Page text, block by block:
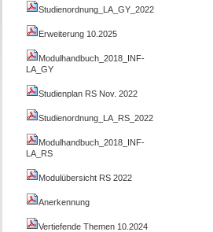
Studienordnung_LA_GY_2022
Erweiterung 10.2025
Modulhandbuch_2018_INF-
LA_GY
Studienplan RS Nov. 2022
Studienordnung_LA_RS_2022
Modulhandbuch_2018_INF-
LA_RS
Modulübersicht RS 2022
Anerkennung
Vertiefende Themen 10.2024